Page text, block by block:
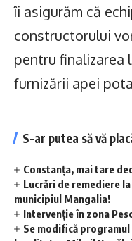
îi asigurăm că
constructorului
pentru finalizarea
furnizării apei
S-ar putea să vă
Constanța, mai tare
Lucrări de remediere
municipiul Mangalia!
Intervenție în zona
Se modifică